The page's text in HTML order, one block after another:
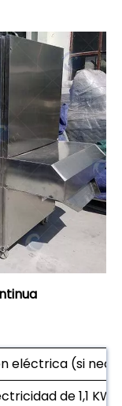
eléctrica (si
de 1,1